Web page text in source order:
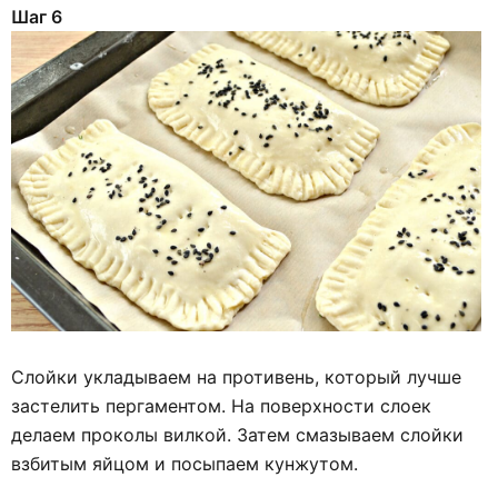
Шаг 6
Слойки укладываем на противень, который лучше
застелить пергаментом. На поверхности слоек
делаем проколы вилкой. Затем смазываем слойки
взбитым яйцом и посыпаем кунжутом.